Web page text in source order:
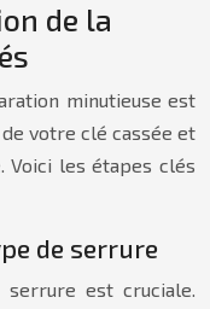
de la
minutieuse est
votre clé cassée et
Voici les étapes clés
de serrure
serrure est cruciale.